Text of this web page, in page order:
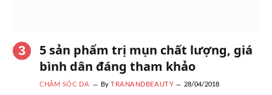
5 sản phẩm trị mụn chất lượng, giá
bình dân đáng tham khảo
CHĂM SÓC DA By TRANANDBEAUTY 28/04/2018